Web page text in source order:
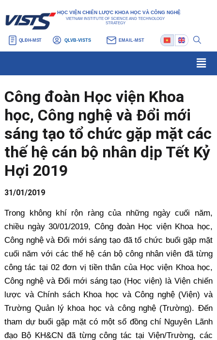
tới
nội
dung
HỌC VIỆN CHIẾN LƯỢC KHOA HỌC VÀ CÔNG NGHỆ
VIETNAM INSTITUTE OF SCIENCE AND TECHNOLOGY
STRATEGY
QLĐH-MST QLVB-VISTS EMAIL-MST
Công đoàn Học viện Khoa
học, Công nghệ và Đổi mới
sáng tạo tổ chức gặp mặt các
thế hệ cán bộ nhân dịp Tết Kỷ
Hợi 2019
31/01/2019
Trong không khí rộn ràng của những ngày cuối năm,
chiều ngày 30/01/2019, Công đoàn Học viện Khoa học,
Công nghệ và Đổi mới sáng tạo đã tổ chức buổi gặp mặt
cuối năm với các thế hệ cán bộ công nhân viên đã từng
công tác tại 02 đơn vị tiền thân của Học viện Khoa học,
Công nghệ và Đổi mới sáng tạo (Học viện) là Viện chiến
lược và Chính sách Khoa học và Công nghệ (Viện) và
Trường Quản lý khoa học và công nghệ (Trường). Đến
tham dự buổi gặp mặt có một số đồng chí Nguyên Lãnh
đạo Bộ KH&CN đã từng công tác tại Viện/Trường, các
hướng
bài
viết